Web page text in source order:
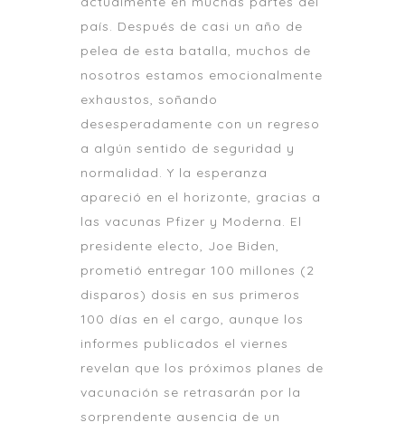
país. Después de casi un año de
pelea de esta batalla, muchos de
nosotros estamos emocionalmente
exhaustos, soñando
desesperadamente con un regreso
a algún sentido de seguridad y
normalidad. Y la esperanza
apareció en el horizonte, gracias a
las vacunas Pfizer y Moderna. El
presidente electo, Joe Biden,
prometió entregar 100 millones (2
disparos) dosis en sus primeros
100 días en el cargo, aunque los
informes publicados el viernes
revelan que los próximos planes de
vacunación se retrasarán por la
sorprendente ausencia de un